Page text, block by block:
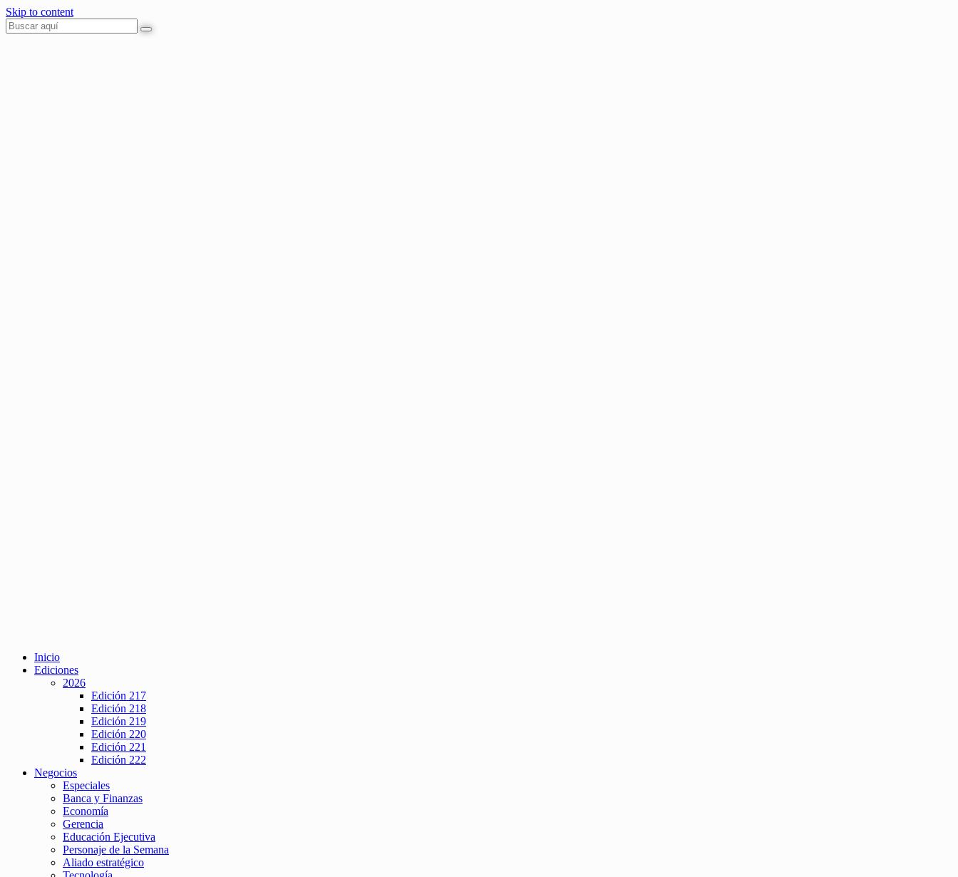
Skip to content
Inicio
Ediciones
2026
Edición 217
Edición 218
Edición 219
Edición 220
Edición 221
Edición 222
Negocios
Especiales
Banca y Finanzas
Economía
Gerencia
Educación Ejecutiva
Personaje de la Semana
Aliado estratégico